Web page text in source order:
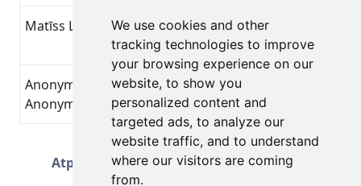
We use cookies and other
tracking technologies to improve
your browsing experience on our
website, to show you
personalized content and
targeted ads, to analyze our
website traffic, and to understand
where our visitors are coming
from.
Matīss Lilienšteins
Sāc ar soļu
sinhronizāciju
Anonymous
Anonymous
Sāc ar soļu
sinhronizāciju
Atpakaļ
Lapa 2 no 51
Tālāk